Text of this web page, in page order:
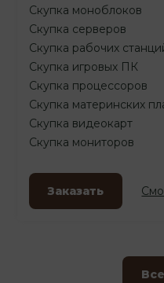
Скупка моноблоков
Скупка серверов
Скупка рабочих
Скупка игровых ПК
Скупка процессоров
Скупка материнских
Скупка видеокарт
Скупка мониторов
Заказать